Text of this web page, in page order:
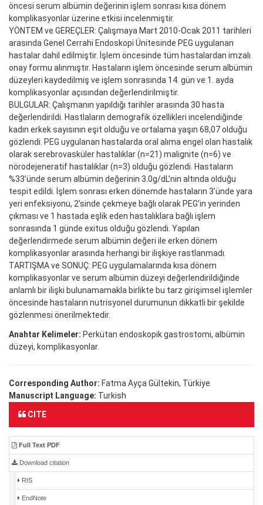
öncesi serum albümin değerinin işlem sonrası kısa dönem
komplikasyonlar üzerine etkisi incelenmiştir.
YÖNTEM ve GEREÇLER: Çalışmaya Mart 2010-Ocak 2011 tarihleri
arasında Genel Cerrahi Endoskopi Ünitesinde PEG uygulanan
hastalar dahil edilmiştir. İşlem öncesinde tüm hastalardan imzalı
onay formu alınmıştır. Hastaların işlem öncesinde serum albümin
düzeyleri kaydedilmiş ve işlem sonrasında 14. gün ve 1. ayda
komplikasyonlar açısından değerlendirilmiştir.
BULGULAR: Çalışmanın yapıldığı tarihler arasında 30 hasta
değerlendirildi. Hastlaların demografik özellikleri incelendiğinde
kadın erkek sayısının eşit olduğu ve ortalama yaşın 68,07 olduğu
gözlendi. PEG uygulanan hastalarda oral alıma engel olan hastalık
olarak serebrovasküler hastalıklar (n=21) malignite (n=6) ve
nörodejeneratif hastalıklar (n=3) olduğu gözlendi. Hastaların
%33’ünde serum albümin değerinin 3.0g/dL’nin altında olduğu
tespit edildi. İşlem sonrası erken dönemde hastaların 3’ünde yara
yeri enfeksiyonu, 2’sinde çekmeye bağlı olarak PEG’in yerinden
çıkması ve 1 hastada eşlik eden hastalıklara bağlı işlem
sonrasında 1 günde exitus olduğu gözlendi. Yapılan
değerlendirmede serum albümin değeri ile erken dönem
komplikasyonlar arasında herhangi bir ilişkiye rastlanmadı.
TARTIŞMA ve SONUÇ: PEG uygulamalarında kısa dönem
komplikasyonlar ve serum albümin düzeyi değerlendirildiğinde
anlamlı bir ilişki bulunamamakla birlikte bu tarz girişimsel işlemler
öncesinde hastaların nutrisyonel durumunun dikkatli bir şekilde
gözlenmesi önerilmektedir.
Anahtar Kelimeler: Perkütan endoskopik gastrostomi, albümin
düzeyi, komplikasyonlar.
Corresponding Author: Fatma Ayça Gültekin, Türkiye
Manuscript Language: Turkish
CITE
Full Text PDF
Download citation
RIS
EndNote